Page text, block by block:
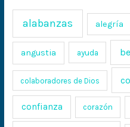
alabanzas alegría
angustia ayuda
colaboradores de Dios
confianza corazón